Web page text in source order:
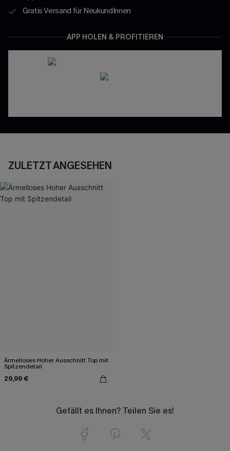
Gratis Versand für NeukundInnen
APP HOLEN & PROFITIEREN
ZULETZT ANGESEHEN
Ärmelloses Hoher Ausschnitt Top mit
Spitzendetail
29,99 €
Gefällt es Ihnen? Teilen Sie es!